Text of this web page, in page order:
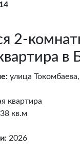
14
2-
в
улица
квартира
кв.м
2026